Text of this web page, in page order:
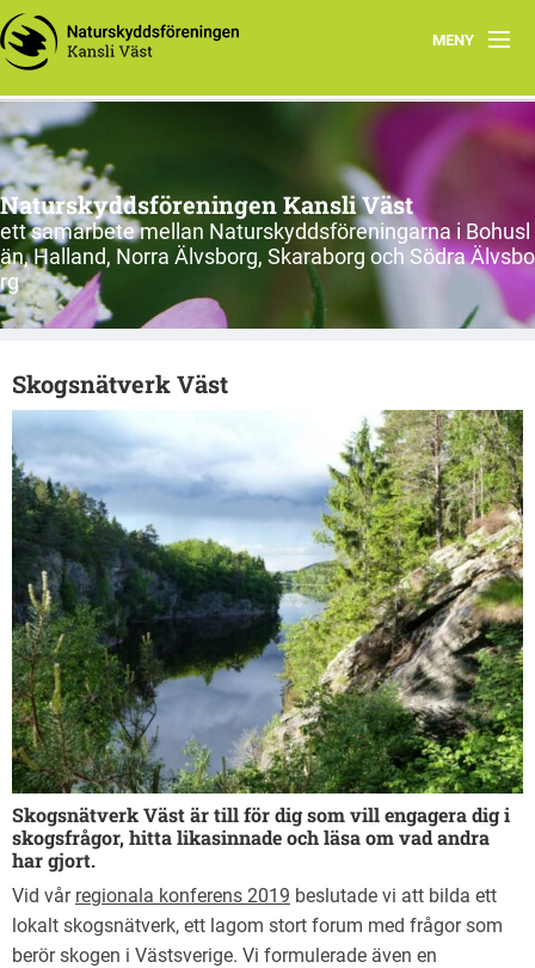
MENY
Hem
Länsförbund och kretsar
Engagera dig
Nätverk i Väst
Inspelade föreläsningar
Kalhygge? Nej tack
Naturskyddsföreningen Kansli Väst
ett samarbete mellan Naturskyddsföreningarna i Bohusl
än, Halland, Norra Älvsborg, Skaraborg och Södra Älvsbo
rg
Skogsnätverk Väst
Skogsnätverk Väst är till för dig som vill engagera dig i
skogsfrågor, hitta likasinnade och läsa om vad andra
har gjort.
Vid vår regionala konferens 2019 beslutade vi att bilda ett
lokalt skogsnätverk, ett lagom stort forum med frågor som
berör skogen i Västsverige. Vi formulerade även en